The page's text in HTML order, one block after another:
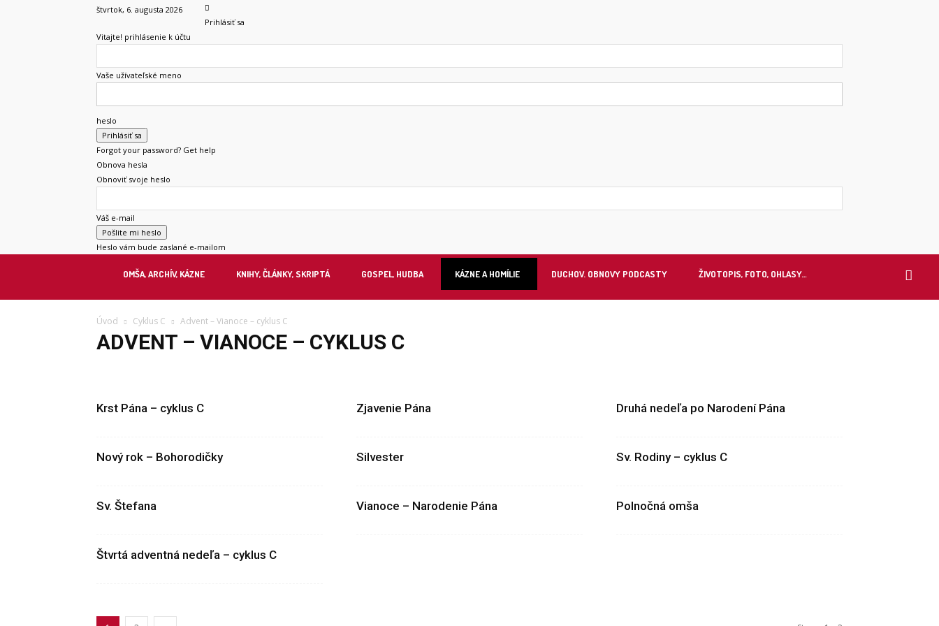
štvrtok, 6. augusta 2026
Prihlásiť sa
Vitajte! prihlásenie k účtu
Vaše užívateľské meno
heslo
Forgot your password? Get help
Obnova hesla
Obnoviť svoje heslo
Váš e-mail
Heslo vám bude zaslané e-mailom
OMŠA, ARCHÍV, KÁZNE KNIHY, ČLÁNKY, SKRIPTÁ GOSPEL, HUDBA KÁZNE A HOMÍLIE DUCHOV. OBNOVY PODCASTY ŽIVOTOPIS, FOTO, OHLASY…
Úvod Cyklus C Advent – Vianoce – cyklus C
ADVENT – VIANOCE – CYKLUS C
Krst Pána – cyklus C Zjavenie Pána Druhá nedeľa po Narodení Pána
Nový rok – Bohorodičky Silvester Sv. Rodiny – cyklus C
Sv. Štefana Vianoce – Narodenie Pána Polnočná omša
Štvrtá adventná nedeľa – cyklus C